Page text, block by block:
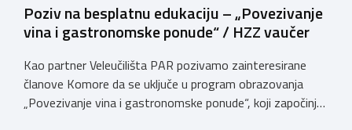
Poziv na besplatnu edukaciju – „Povezivanje
vina i gastronomske ponude“ / HZZ vaučer
Kao partner Veleučilišta PAR pozivamo zainteresirane
članove Komore da se uključe u program obrazovanja
„Povezivanje vina i gastronomske ponude“, koji započinje